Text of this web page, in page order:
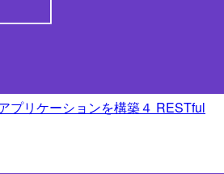
プリケーションを構築４ RESTful